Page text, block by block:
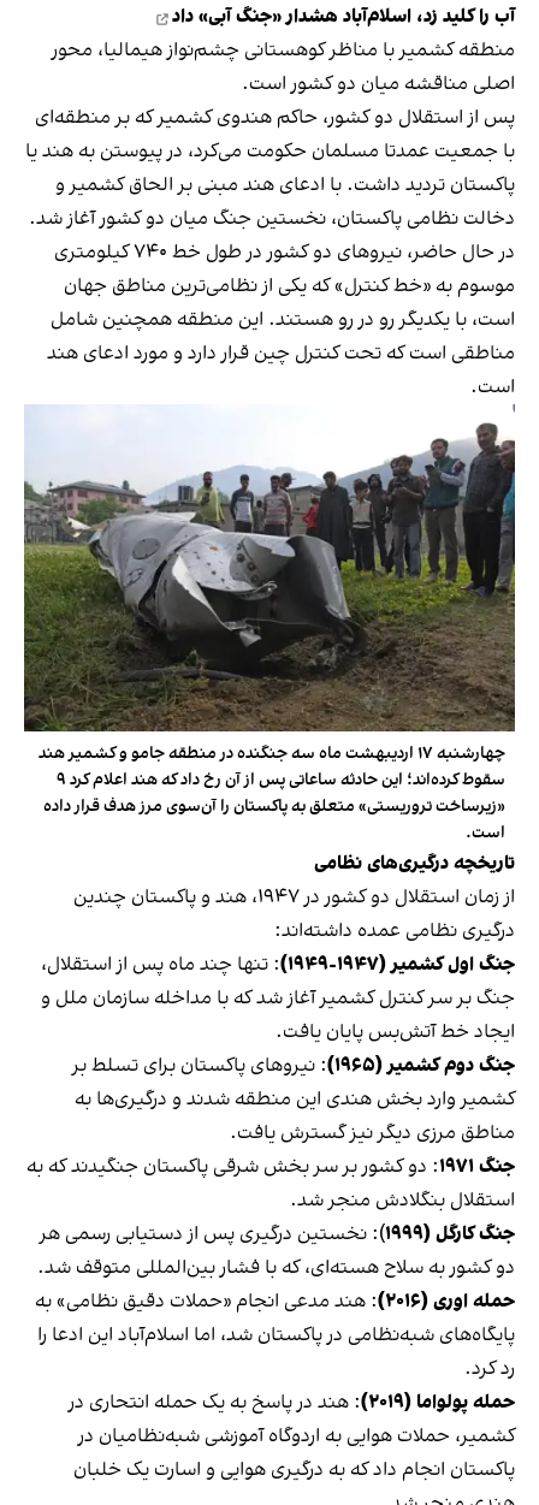
آب را کلید زد، اسلام‌آباد هشدار «جنگ آبی» داد
منطقه کشمیر با مناظر کوهستانی چشم‌نواز هیمالیا، محور
اصلی مناقشه میان دو کشور است.
پس از استقلال دو کشور، حاکم هندوی کشمیر که بر منطقه‌ای
با جمعیت عمدتا مسلمان حکومت می‌کرد، در پیوستن به هند یا
پاکستان تردید داشت. با ادعای هند مبنی بر الحاق کشمیر و
دخالت نظامی پاکستان، نخستین جنگ میان دو کشور آغاز شد.
در حال حاضر، نیروهای دو کشور در طول خط ۷۴۰ کیلومتری
موسوم به «خط کنترل» که یکی از نظامی‌ترین مناطق جهان
است، با یکدیگر رو در رو هستند. این منطقه همچنین شامل
مناطقی است که تحت کنترل چین قرار دارد و مورد ادعای هند
است.
چهارشنبه ۱۷ اردیبهشت ماه سه جنگنده در منطقه جامو و کشمیر هند
سقوط کرده‌اند؛ این حادثه ساعاتی پس از آن رخ داد که هند اعلام کرد ۹
«زیرساخت تروریستی» متعلق به پاکستان را آن‌سوی مرز هدف قرار داده
است.
تاریخچه درگیری‌های نظامی
از زمان استقلال دو کشور در ۱۹۴۷، هند و پاکستان چندین
درگیری نظامی عمده داشته‌اند:
جنگ اول کشمیر (۱۹۴۷-۱۹۴۹)
: تنها چند ماه پس از استقلال،
جنگ بر سر کنترل کشمیر آغاز شد که با مداخله سازمان ملل و
ایجاد خط آتش‌بس پایان یافت.
جنگ دوم کشمیر (۱۹۶۵)
: نیروهای پاکستان برای تسلط بر
کشمیر وارد بخش هندی این منطقه شدند و درگیری‌ها به
مناطق مرزی دیگر نیز گسترش یافت.
جنگ ۱۹۷۱
: دو کشور بر سر بخش شرقی پاکستان جنگیدند که به
استقلال بنگلادش منجر شد.
جنگ کارگل (۱۹۹۹
): نخستین درگیری پس از دستیابی رسمی هر
دو کشور به سلاح هسته‌ای، که با فشار بین‌المللی متوقف شد.
حمله اوری (۲۰۱۶)
: هند مدعی انجام «حملات دقیق نظامی» به
پایگاه‌های شبه‌نظامی در پاکستان شد، اما اسلام‌آباد این ادعا را
رد کرد.
حمله پولواما (۲۰۱۹)
: هند در پاسخ به یک حمله انتحاری در
کشمیر، حملات هوایی به اردوگاه آموزشی شبه‌نظامیان در
پاکستان انجام داد که به درگیری هوایی و اسارت یک خلبان